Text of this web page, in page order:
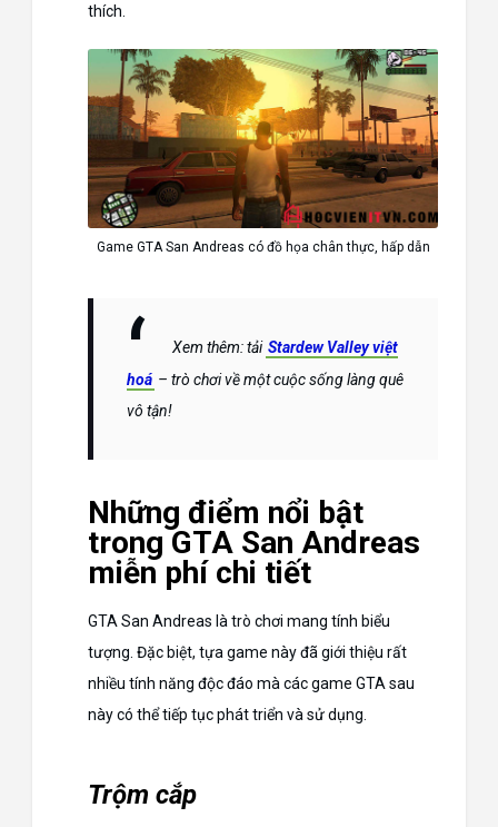
thích.
Game GTA San Andreas có đồ họa chân thực, hấp dẫn
Xem thêm: tải Stardew Valley việt
hoá – trò chơi về một cuộc sống làng quê
vô tận!
Những điểm nổi bật
trong GTA San Andreas
miễn phí chi tiết
GTA San Andreas là trò chơi mang tính biểu
tượng. Đặc biệt, tựa game này đã giới thiệu rất
nhiều tính năng độc đáo mà các game GTA sau
này có thể tiếp tục phát triển và sử dụng.
Trộm cắp